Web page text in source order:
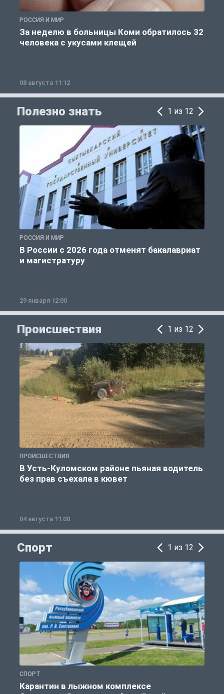
РОССИЯ И МИР
За неделю в больницы Коми обратилось 32
человека с укусами клещей
08 августа 11:12
Полезно знать 1 из 12
РОССИЯ И МИР
В России с 2026 года отменят бакалавриат
и магистратуру
29 января 12:00
Происшествия 1 из 12
ПРОИСШЕСТВИЯ
В Усть-Куломском районе пьяная водитель
без прав съехала в кювет
04 августа 11:00
Спорт 1 из 12
СПОРТ
Карантин в лыжном комплексе